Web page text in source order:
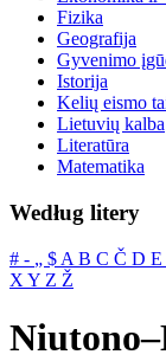
Fizika
Geografija
Gyvenimo
Istorija
Kelių eismo
Lietuvių kalba
Literatūra
Matematika
Według litery
# ‐ „ $ A B C Č D E
X Y Z Ž